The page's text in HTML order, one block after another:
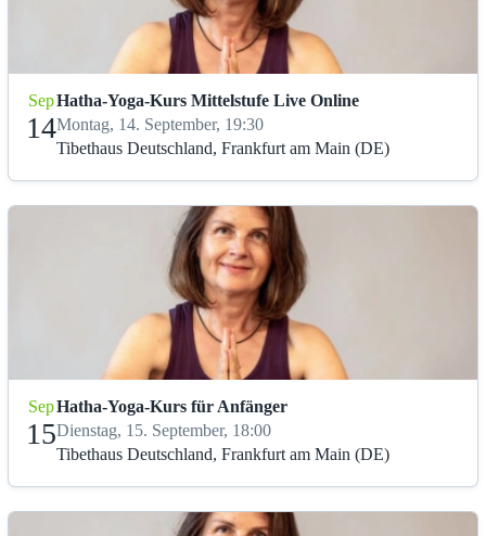
Sep
14
Hatha-Yoga-Kurs Mittelstufe Live Online
Montag, 14. September, 19:30
Tibethaus Deutschland, Frankfurt am Main (DE)
Sep
15
Hatha-Yoga-Kurs für Anfänger
Dienstag, 15. September, 18:00
Tibethaus Deutschland, Frankfurt am Main (DE)